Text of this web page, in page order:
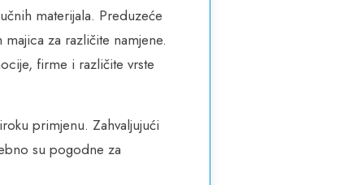
materijala. Preduzeće
za različite namjene.
firme i različite vrste
primjenu. Zahvaljujući
su pogodne za